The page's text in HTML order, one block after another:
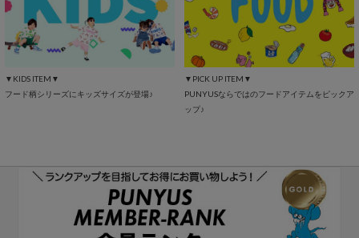
▼KIDS ITEM▼
フード柄シリーズにキッズサイズが登場♪
▼PICK UP ITEM▼
PUNYUSならではのフードアイテムをピックア
ップ♪